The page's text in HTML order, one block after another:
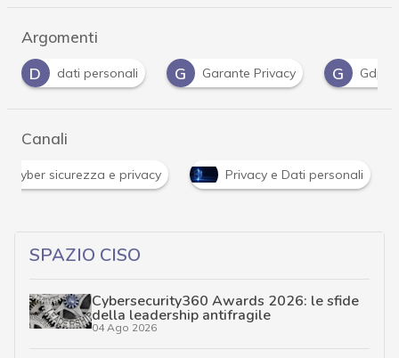
Argomenti
G Garante Privacy G Gdpr P password
Canali
News, attualità e analisi Cyber sicurezza e privacy
SPAZIO CISO
Cybersecurity360 Awards 2026: le sfide
della leadership antifragile
04 Ago 2026